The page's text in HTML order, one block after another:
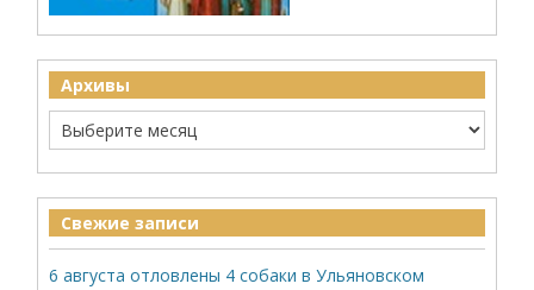
Архивы
Свежие записи
6 августа отловлены 4 собаки в Ульяновском